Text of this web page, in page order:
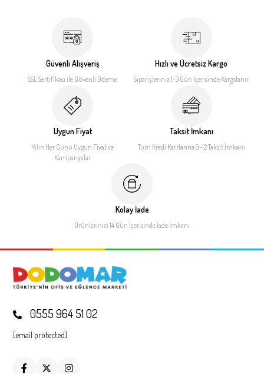
Güvenli Alışveriş
SSL Sertifikası ile Güvenli Ödeme
Hızlı ve Ücretsiz Kargo
Siparişleriniz 1-3 Gün İçerisinde Kargolanır
Uygun Fiyat
Yılın Her Günü Uygun Fiyatve
Kampanyalar
Taksit İmkanı
Tüm Kredi Kartlarına 9-12Taksit İmkanı
Kolay İade
Ürünlerinizi 14 Gün İçerisinde İade İmkanı
0555 964 51 02
[email protected]